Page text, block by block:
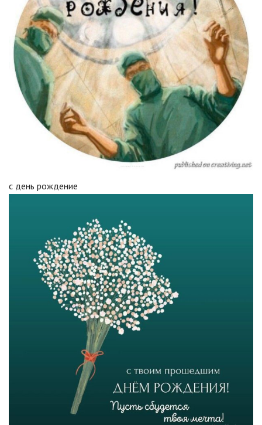
с день рождение